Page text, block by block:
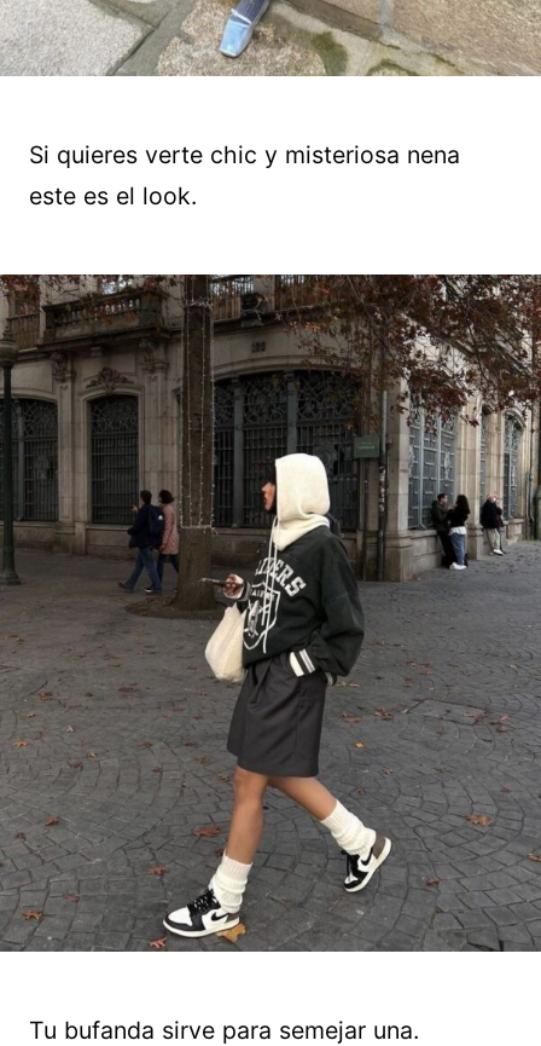
Si quieres verte chic y misteriosa nena
este es el look.
Tu bufanda sirve para semejar una.